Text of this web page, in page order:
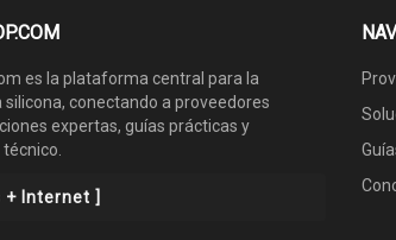
es la plataforma central para la
silicona, conectando a proveedores
expertas, guías prácticas y
Internet ]